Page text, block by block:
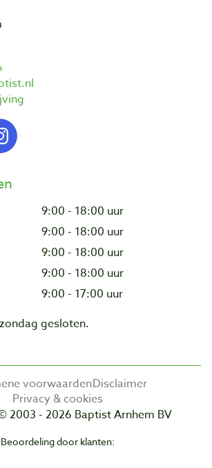
9:00 - 18:00 uur
9:00 - 18:00 uur
9:00 - 18:00 uur
9:00 - 18:00 uur
9:00 - 17:00 uur
gesloten.
voorwaardenDisclaimer
Privacy & cookies
2003 - 2026 Baptist Arnhem BV
Beoordeling door klanten: